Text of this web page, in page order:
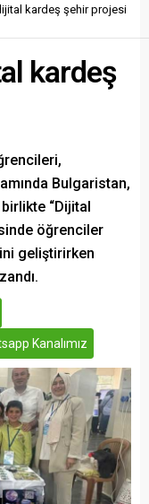
kardeş şehir projesi
kardeş
Bulgaristan,
“Dijital
öğrenciler
geliştirirken
Kanalımız